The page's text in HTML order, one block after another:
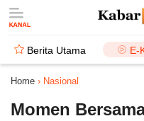
Berita Utama E-
Home › Nasional
Momen